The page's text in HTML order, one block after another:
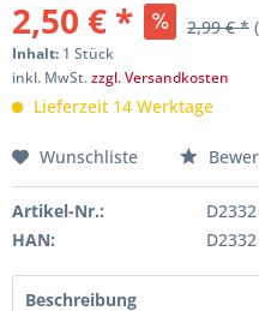
2,50 € * 2,99 € *
Inhalt: 1 Stück
inkl. MwSt.zzgl. Versandkosten
Lieferzeit 14 Werktage
Wunschliste
Artikel-Nr.:
D2332
HAN:
D2332
Beschreibung